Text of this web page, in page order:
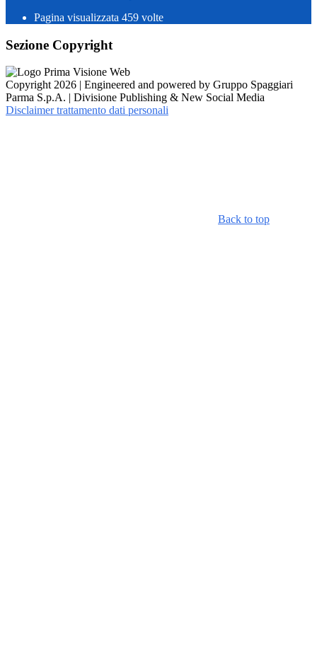
Pagina visualizzata 459 volte
Sezione Copyright
Copyright 2026 | Engineered and powered by Gruppo Spaggiari
Parma S.p.A. | Divisione Publishing & New Social Media
Disclaimer trattamento dati personali
Back to top